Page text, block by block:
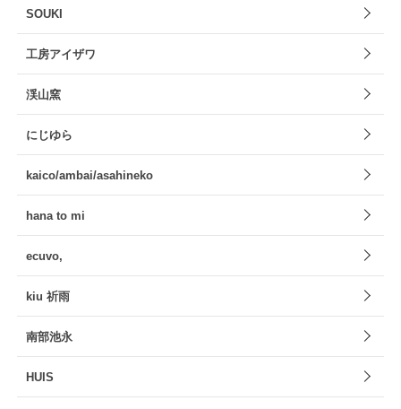
SOUKI
工房アイザワ
渓山窯
にじゆら
kaico/ambai/asahineko
hana to mi
ecuvo,
kiu 祈雨
南部池永
HUIS